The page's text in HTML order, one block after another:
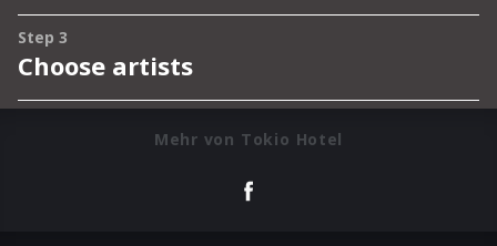
Mehr von Tokio Hotel